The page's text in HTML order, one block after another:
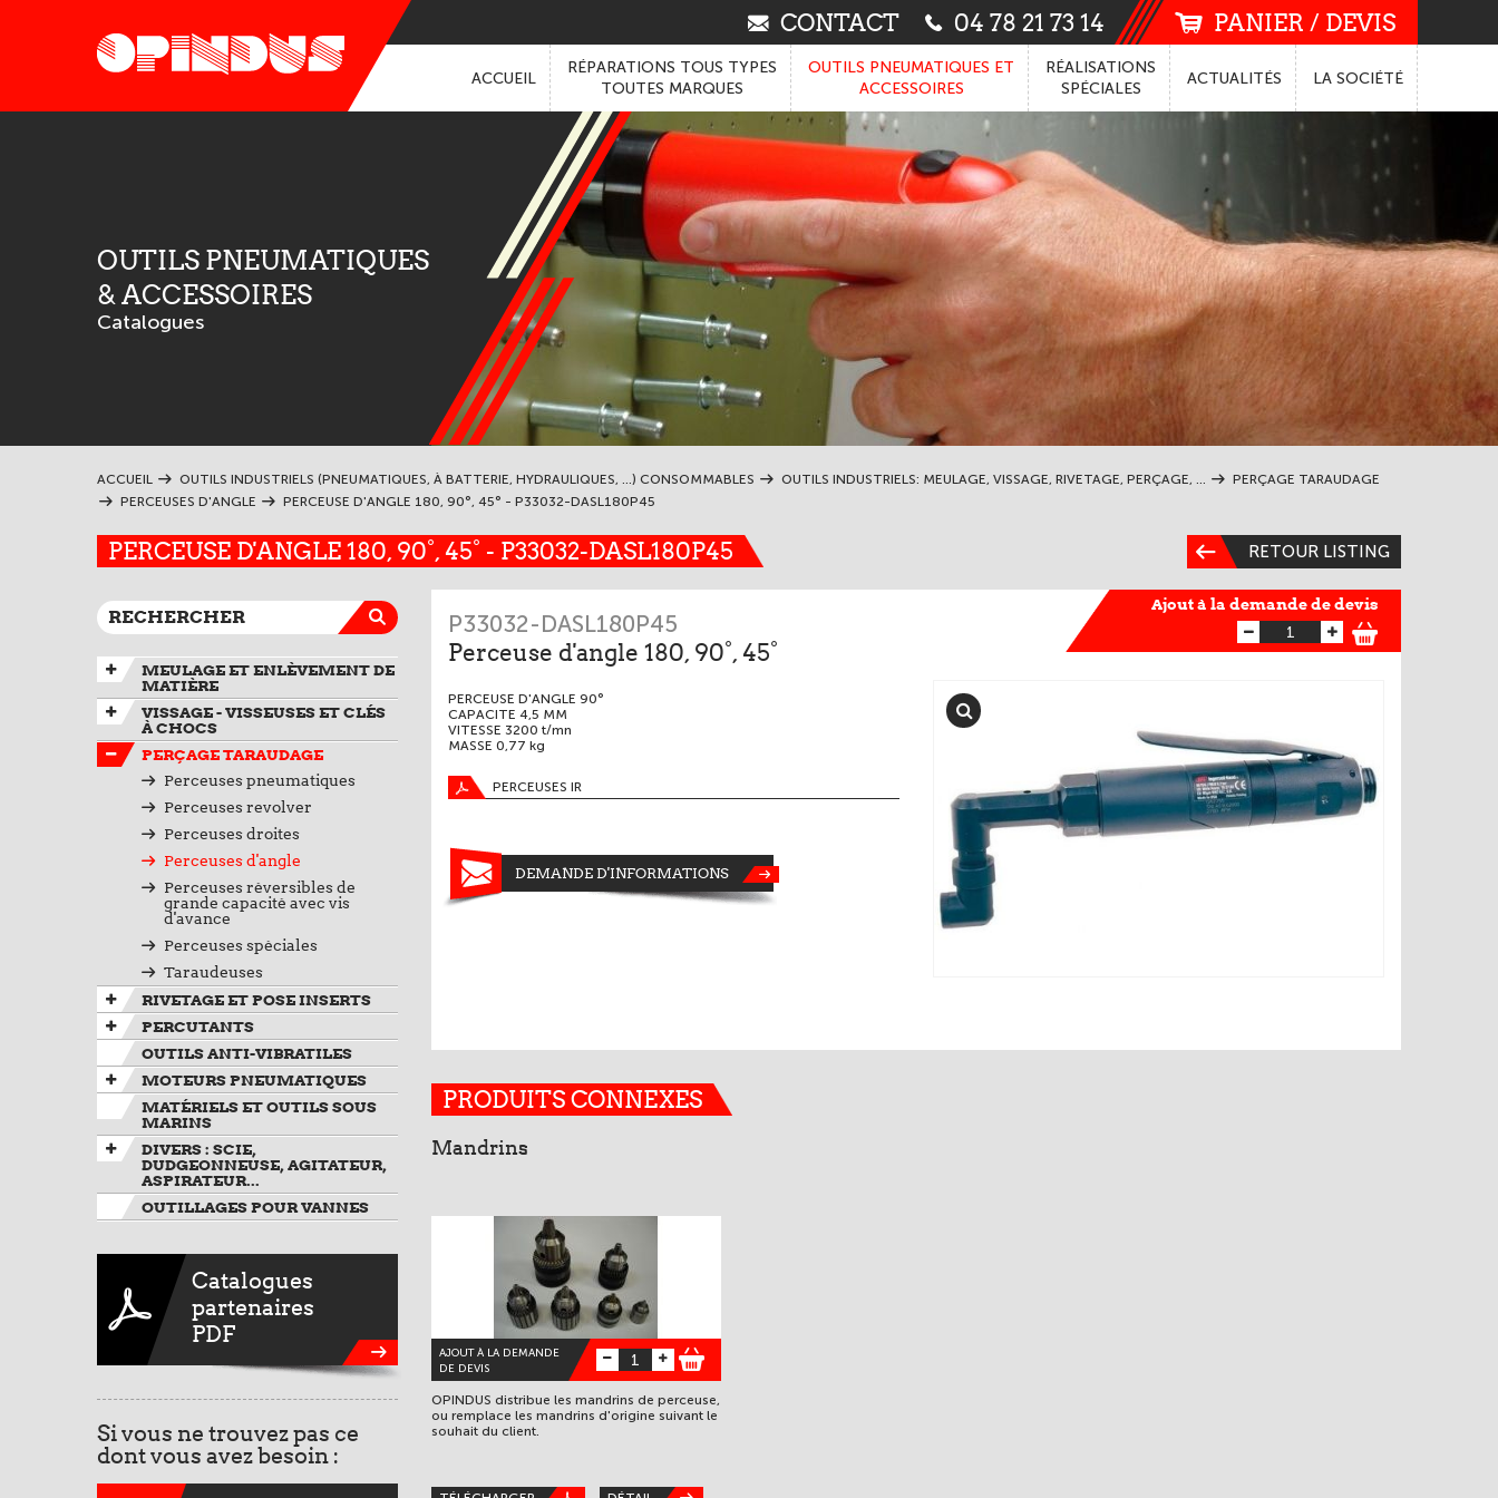
CONTACT 04 78 21 73 14 PANIER / DEVIS
ACCUEIL
RÉPARATIONS TOUS TYPES
TOUTES MARQUES
OUTILS PNEUMATIQUES ET
ACCESSOIRES
RÉALISATIONS
SPÉCIALES
ACTUALITÉS LA SOCIÉTÉ
OUTILS PNEUMATIQUES
& ACCESSOIRES
Catalogues
ACCUEIL OUTILS INDUSTRIELS (PNEUMATIQUES, À BATTERIE, HYDRAULIQUES, ...) CONSOMMABLES OUTILS INDUSTRIELS: MEULAGE, VISSAGE, RIVETAGE, PERÇAGE, ...
PERÇAGE TARAUDAGE
PERCEUSES D'ANGLE
PERCEUSE D'ANGLE 180, 90°, 45° - P33032-DASL180P45
PERCEUSE D'ANGLE 180, 90°, 45° - P33032-DASL180P45 RETOUR LISTING
MEULAGE ET ENLÈVEMENT DE
MATIÈRE
VISSAGE - VISSEUSES ET CLÉS
À CHOCS
PERÇAGE TARAUDAGE
Perceuses pneumatiques
Perceuses revolver
Perceuses droites
Perceuses d'angle
Perceuses réversibles de
grande capacité avec vis
d'avance
Perceuses spéciales
Taraudeuses
RIVETAGE ET POSE INSERTS
PERCUTANTS
OUTILS ANTI-VIBRATILES
MOTEURS PNEUMATIQUES
MATÉRIELS ET OUTILS SOUS
MARINS
DIVERS : SCIE,
DUDGEONNEUSE, AGITATEUR,
ASPIRATEUR...
OUTILLAGES POUR VANNES
Catalogues
partenaires
PDF
Si vous ne trouvez pas ce
dont vous avez besoin :
P33032-DASL180P45
Perceuse d'angle 180, 90°, 45°
Ajout à la demande de devis
PERCEUSE D'ANGLE 90°
CAPACITE 4,5 MM
VITESSE 3200 t/mn
MASSE 0,77 kg
PERCEUSES IR
DEMANDE D'INFORMATIONS
PRODUITS CONNEXES
Mandrins
AJOUT À LA DEMANDE
DE DEVIS
OPINDUS distribue les mandrins de perceuse,
ou remplace les mandrins d'origine suivant le
souhait du client.